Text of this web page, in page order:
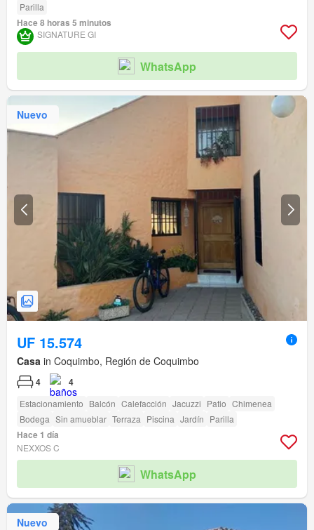
Parilla
Hace 8 horas 5 minutos
SIGNATURE GI
WhatsApp
Nuevo
UF 15.574
Casa in Coquimbo, Región de Coquimbo
4 4
Estacionamiento Balcón Calefacción Jacuzzi Patio Chimenea
Bodega Sin amueblar Terraza Piscina Jardín Parilla
Hace 1 día
NEXXOS C
WhatsApp
Nuevo